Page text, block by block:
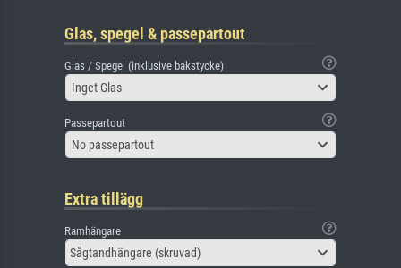
Glas, spegel & passepartout
Glas / Spegel (inklusive bakstycke)
Inget Glas
Passepartout
No passepartout
Extra tillägg
Ramhängare
Sågtandhängare (skruvad)